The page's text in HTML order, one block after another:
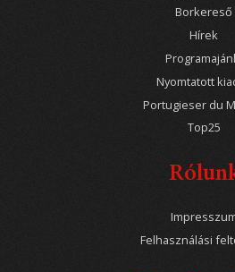
Borkereső
Hírek
Nyomtatott
Portugieser du
Top25
Felhasználási